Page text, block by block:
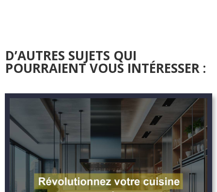
D’AUTRES SUJETS QUI
POURRAIENT VOUS INTÉRESSER :